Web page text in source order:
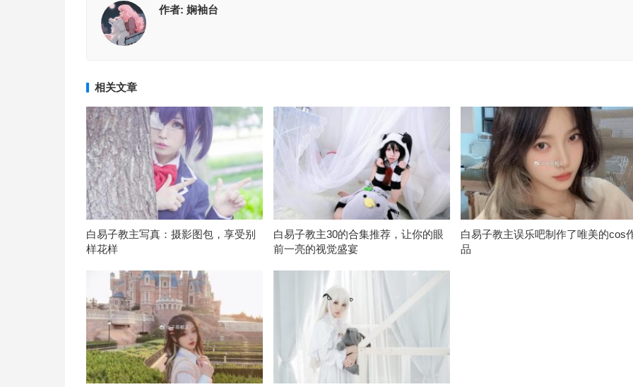
作者: 娴袖台
相关文章
白易子教主写真：摄影图包，享受别
样花样
白易子教主30的合集推荐，让你的眼
前一亮的视觉盛宴
白易子教主误乐吧制作了唯美的cos
品